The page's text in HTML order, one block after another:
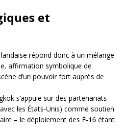
et
répond donc à un mélange
affirmation symbolique de
d’un pouvoir fort auprès de
s’appuie sur des partenariats
les États-Unis) comme soutien
– le déploiement des F‑16 étant